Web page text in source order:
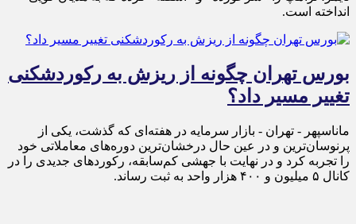
انداخته است.
بورس تهران چگونه از ریزش به رکوردشکنی
تغییر مسیر داد؟
ماناسپهر - تهران - بازار سرمایه در هفته‌ای که گذشت، یکی از
پرنوسان‌ترین و در عین حال درخشان‌ترین دوره‌های معاملاتی خود
را تجربه کرد و در نهایت با جهشی کم‌سابقه، رکوردهای جدیدی را در
کانال ۵ میلیون و ۴۰۰ هزار واحد به ثبت رساند.